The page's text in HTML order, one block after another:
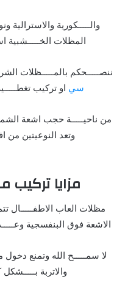
والـــــكورية
المظلات الخـــــشبية
ننصـــــحكم بالمـــــظلات
سي او تركيب
من ناحيـــــة حجب اشعة
وتعد النوعيتين من
مزايا تركيب
مظلات العاب الاطفـــــال
الاشعة فوق البنفسجية
لا سمـــــح الله وتمنع دخول
والاتربة